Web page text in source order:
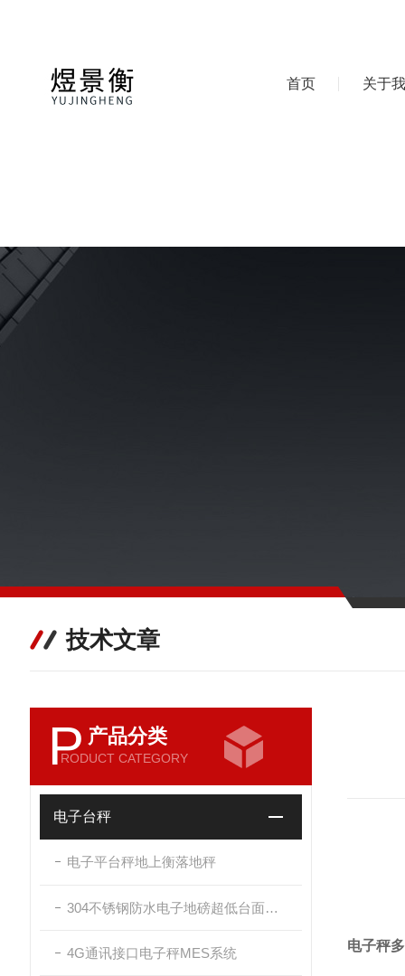
首页 关于
技术文章
P 产品分类
RODUCT CATEGORY
电子台秤
电子平台秤地上衡落地秤
304不锈钢防水电子地磅超低台面带斜坡
4G通讯接口电子秤MES系统 电子秤